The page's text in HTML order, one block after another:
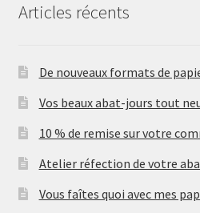
Articles récents
De nouveaux formats de
Vos beaux abat-jours tout
10 % de remise sur votre
Atelier réfection de votre
Vous faîtes quoi avec mes